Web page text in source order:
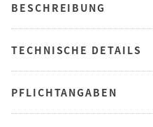
BESCHREIBUNG
TECHNISCHE DETAILS
PFLICHTANGABEN